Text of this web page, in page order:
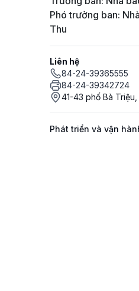
Phó trưởng ban:
Thu
Liên hệ
84-24-39365555
84-24-39342724
41-43 phố Bà
Phát triển và vận